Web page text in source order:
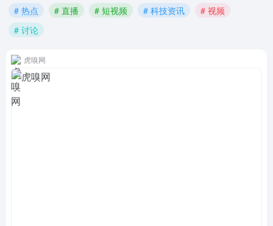
# 热点
# 直播 # 短视频 # 科技资讯
# 视频
# 讨论
虎嗅网